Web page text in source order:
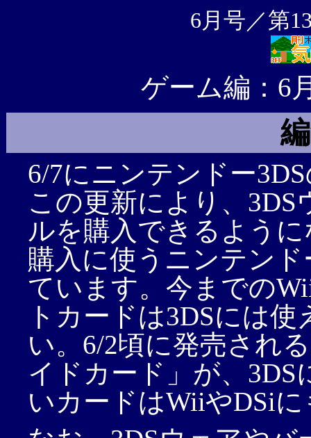
6月号／第
ゲーム編：6
6/7にニンテンドー
この更新により、
ルを購入できるよう
購入に使うニンテン
ています。今までの
トカードは3DSには
い。6/2頃に発売され
イドカード」が、
いカードはWiiやDSi